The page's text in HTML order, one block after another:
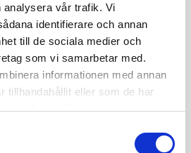
vår trafik. Vi
identifierare och annan
till de sociala medier och
som vi samarbetar med.
informationen med annan
tillhandahållit eller som de har
deras tjänster.
1m 3m 1å 5å
Köp / Sälj